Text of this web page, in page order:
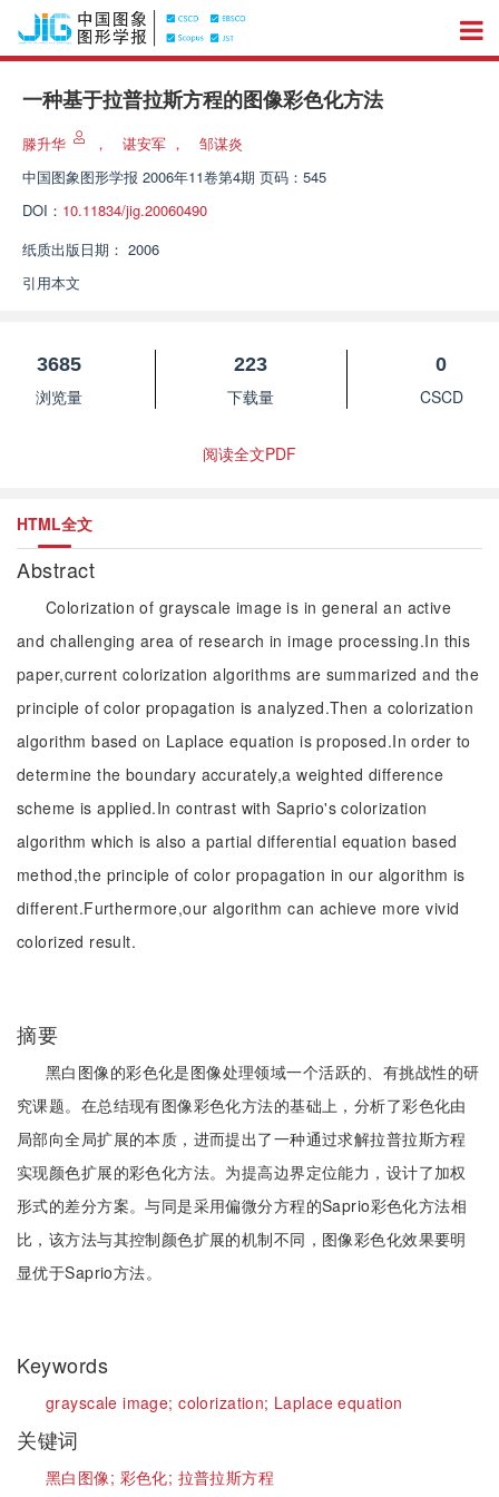
一种基于拉普拉斯方程的图像彩色化方法
滕升华 ， 谌安军 ，
邹谋炎
中国图象图形学报 2006年11卷第4期 页码：545
DOI： 10.11834/jig.20060490
纸质出版日期： 2006
引用本文
3685
浏览量
223
下载量
0
CSCD
阅读全文PDF
HTML全文
Abstract
Colorization of grayscale image is in general an active
and challenging area of research in image processing.In this
paper,current colorization algorithms are summarized and the
principle of color propagation is analyzed.Then a colorization
algorithm based on Laplace equation is proposed.In order to
determine the boundary accurately,a weighted difference
scheme is applied.In contrast with Saprio's colorization
algorithm which is also a partial differential equation based
method,the principle of color propagation in our algorithm is
different.Furthermore,our algorithm can achieve more vivid
colorized result.
摘要
黑白图像的彩色化是图像处理领域一个活跃的、有挑战性的研
究课题。在总结现有图像彩色化方法的基础上，分析了彩色化由
局部向全局扩展的本质，进而提出了一种通过求解拉普拉斯方程
实现颜色扩展的彩色化方法。为提高边界定位能力，设计了加权
形式的差分方案。与同是采用偏微分方程的Saprio彩色化方法相
比，该方法与其控制颜色扩展的机制不同，图像彩色化效果要明
显优于Saprio方法。
Keywords
grayscale image;colorization; Laplace equation
关键词
黑白图像; 彩色化; 拉普拉斯方程